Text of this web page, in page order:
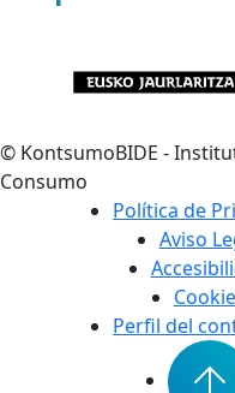
© KontsumoBIDE -
Consumo
Política de
Aviso
Perfil del